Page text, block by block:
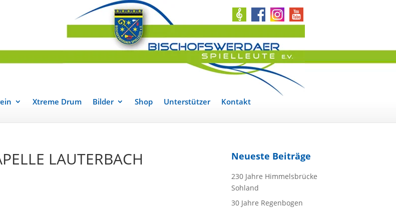
Xtreme Drum Bilder Shop Unterstützer Kontakt
LAUTERBACH Neueste Beiträge
230 Jahre Himmelsbrücke
Sohland
30 Jahre Regenbogen